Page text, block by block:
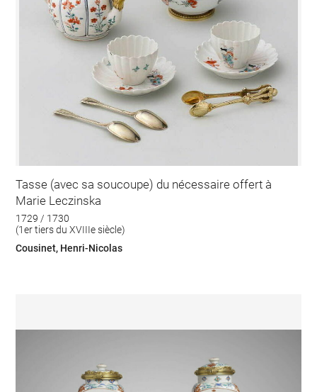
Tasse (avec sa soucoupe) du nécessaire offert à
Marie Leczinska
1729 / 1730
(1er tiers du XVIIIe siècle)
Cousinet, Henri-Nicolas